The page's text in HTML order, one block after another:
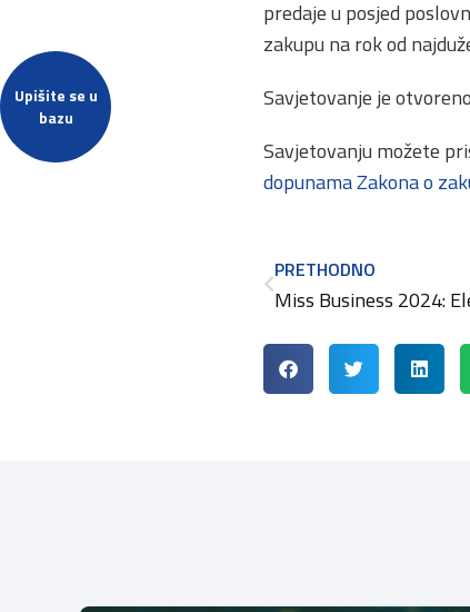
Upišite se u
bazu
predaje u posjed
zakupu na rok od
Savjetovanje je
Savjetovanju možete
dopunama Zakona o
PRETHODNO